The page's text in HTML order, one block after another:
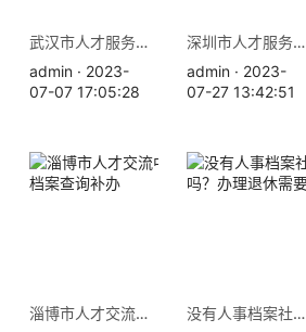
武汉市人才服务中心地址 档案查询补办
admin · 2023-
07-07 17:05:28
深圳市人才服务中心地址 档案补办查询
admin · 2023-
07-27 13:42:51
淄博市人才交流中心地址 档案查询补办
没有人事档案社保就白交了吗？办理退休需要档案吗